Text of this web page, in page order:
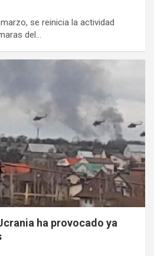
se reinicia la actividad
del…
ha provocado ya